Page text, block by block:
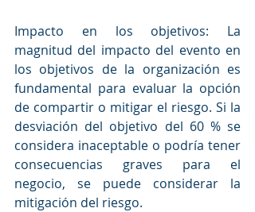
Impacto en los objetivos: La
magnitud del impacto del evento en
los objetivos de la organización es
fundamental para evaluar la opción
de compartir o mitigar el riesgo. Si la
desviación del objetivo del 60 % se
considera inaceptable o podría tener
consecuencias graves para el
negocio, se puede considerar la
mitigación del riesgo.